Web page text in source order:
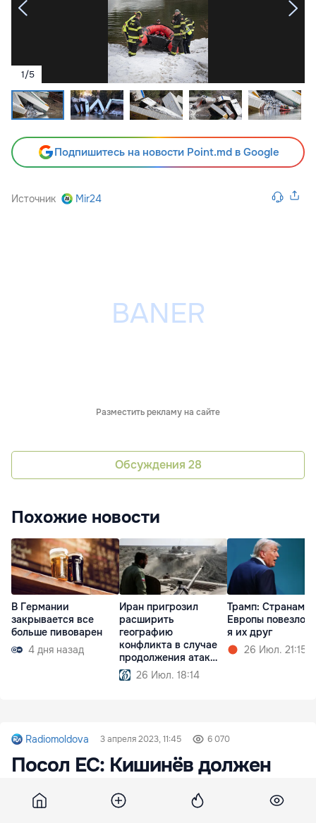
1/5
Подпишитесь на новости Point.md в Google
Источник Mir24
Разместить рекламу на сайте
Обсуждения 28
Похожие новости
В Германии
закрывается все
больше пивоварен
4 дня назад
Иран пригрозил
расширить
географию
конфликта в случае
продолжения атак
США26 Июл. 18:14
Трамп: Cтранам
Европы повезло,
я их друг
26 Июл. 21:15
Radiomoldova 3 апреля 2023, 11:45 6 070
Посол ЕС: Кишинёв должен
приложить все усилия для
очистки правосудия